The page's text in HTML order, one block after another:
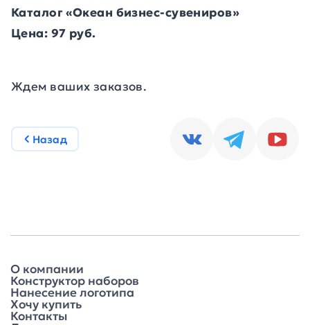
Каталог «Океан бизнес-сувениров»
Цена: 97 руб.
Ждем ваших заказов.
Назад
О компании
Конструктор наборов
Нанесение логотипа
Хочу купить
Контакты